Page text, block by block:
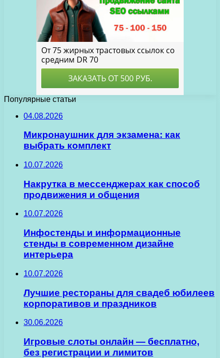
Популярные статьи
04.08.2026
Микронаушник для экзамена: как
выбрать комплект
10.07.2026
Накрутка в мессенджерах как способ
продвижения и общения
10.07.2026
Инфостенды и информационные
стенды в современном дизайне
интерьера
10.07.2026
Лучшие рестораны для свадеб юбилеев
корпоративов и праздников
30.06.2026
Игровые слоты онлайн — бесплатно,
без регистрации и лимитов